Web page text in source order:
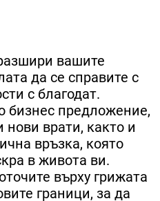
вашите
да се справите с
с благодат.
бизнес предложение,
врати, както и
връзка, която
в живота ви.
върху грижата
граници, за да